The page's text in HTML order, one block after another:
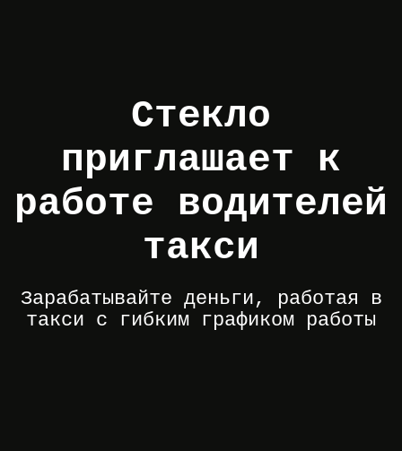
Стекло
приглашает к
работе водителей
такси
Зарабатывайте деньги, работая в
такси с гибким графиком работы